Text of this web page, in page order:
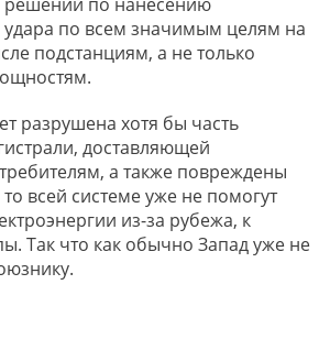
удара по всем значимым целям на
подстанциям, а не только
разрушена хотя бы часть
доставляющей
а также повреждены
всей системе уже не помогут
из-за рубежа, к
Так что как обычно Запад уже не